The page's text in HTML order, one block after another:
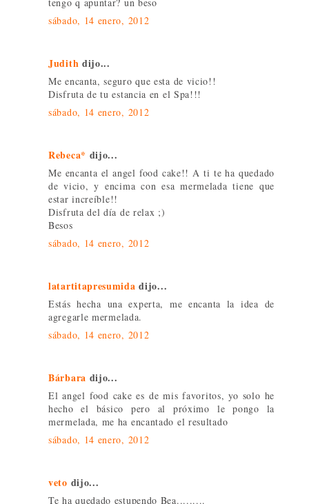
sábado, 14 enero, 2012
Judith dijo...
Me encanta, seguro que esta de vicio!!
Disfruta de tu estancia en el Spa!!!
sábado, 14 enero, 2012
Rebeca* dijo...
Me encanta el angel food cake!! A ti te ha quedado
de vicio, y encima con esa mermelada tiene que
estar increíble!!
Disfruta del día de relax ;)
Besos
sábado, 14 enero, 2012
latartitapresumida dijo...
Estás hecha una experta, me encanta la idea de
agregarle mermelada.
sábado, 14 enero, 2012
Bárbara dijo...
El angel food cake es de mis favoritos, yo solo he
hecho el básico pero al próximo le pongo la
mermelada, me ha encantado el resultado
sábado, 14 enero, 2012
veto dijo...
Te ha quedado estupendo Bea.........